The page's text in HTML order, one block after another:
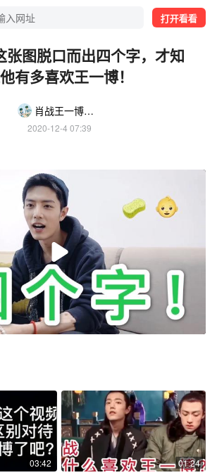
打开看看
张图脱口而出四个字，才知
有多喜欢王一博！
肖战王一博今天公开了
2020-12-4 07:39
03:42 01:24